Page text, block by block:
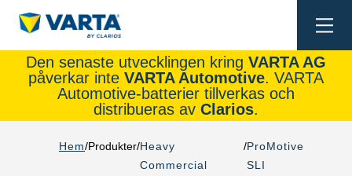
Den senaste utvecklingen kring VARTA AG
påverkar inte VARTA Automotive. VARTA
Automotive-batterier tillverkas och
distribueras av Clarios.
Hem Produkter Heavy
Commercial
ProMotive
SLI